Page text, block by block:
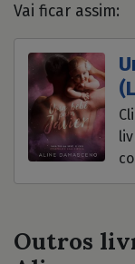
Vai ficar assim:
Outros